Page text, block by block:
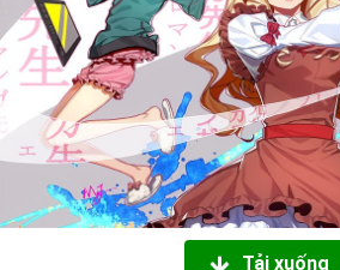
Tải xuống